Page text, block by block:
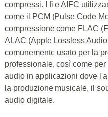
compressi. I file AIFC
come il PCM (Pulse Code
compressione come FLAC
ALAC (Apple Lossless
comunemente usato per la
professionale, così come
audio in applicazioni dove
la produzione musicale, il
audio digitale.